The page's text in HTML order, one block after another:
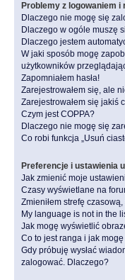
Problemy z logowaniem
Dlaczego nie mogę się
Dlaczego w ogóle muszę
Dlaczego jestem
W jaki sposób mogę
użytkowników
Zapomniałem hasła!
Zarejestrowałem się, ale
Zarejestrowałem się jakiś
Czym jest COPPA?
Dlaczego nie mogę się
Co robi funkcja „Usuń
Preferencje i ustawienia
Jak zmienić moje
Czasy wyświetlane na
Zmieniłem strefę
My language is not in the
Jak mogę wyświetlić
Co to jest ranga i jak
Gdy próbuję wysłać
zalogować. Dlaczego?